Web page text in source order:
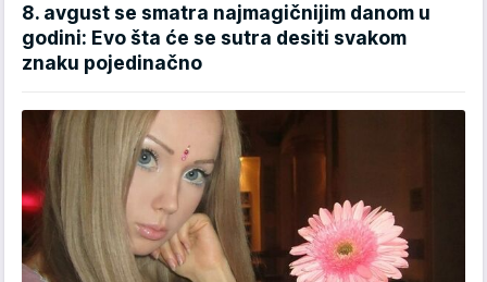
8. avgust se smatra najmagičnijim danom u
godini: Evo šta će se sutra desiti svakom
znaku pojedinačno